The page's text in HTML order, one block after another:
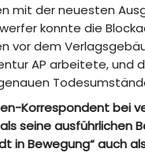
mit der neuesten
konnte die
dem
AP arbeitete, und
Korrespondent bei
seine ausführlichen
in Bewegung“ auch